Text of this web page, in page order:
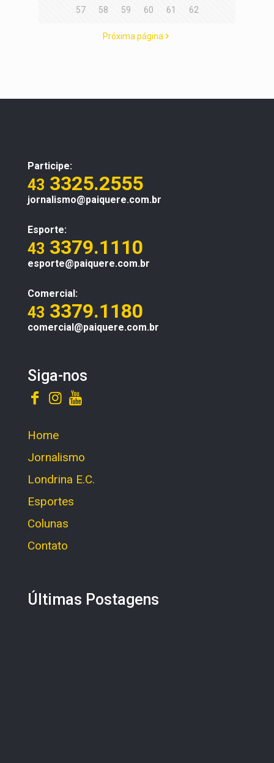
57 58 59 60 61 62
Próxima página
Participe:
43 3325.2555
jornalismo@paiquere.com.br
Esporte:
43 3379.1110
esporte@paiquere.com.br
Comercial:
43 3379.1180
comercial@paiquere.com.br
Siga-nos
Home
Jornalismo
Londrina E.C.
Esportes
Colunas
Contato
Últimas Postagens